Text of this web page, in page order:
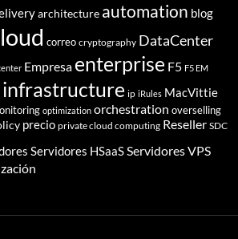
architecture automation blog
correo cryptography DataCenter
Empresa enterprise F5 F5 EM
infrastructure ip iRules MacVittie
optimization orchestration overselling
precio private cloud computing Reseller SDC
Servidores HSaaSServidores VPS